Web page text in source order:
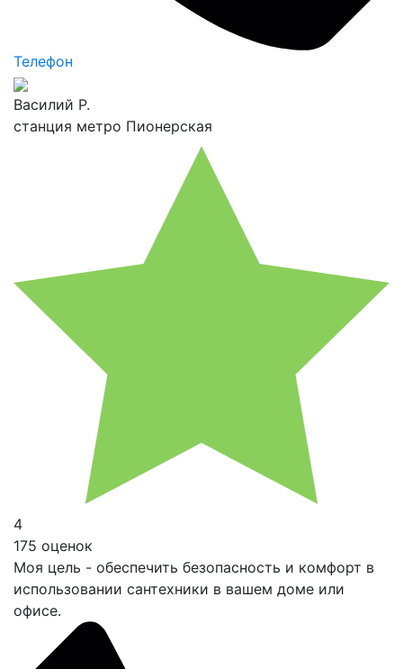
Телефон
Василий Р.
станция метро Пионерская
4
175 оценок
Моя цель - обеспечить безопасность и комфорт в
использовании сантехники в вашем доме или
офисе.